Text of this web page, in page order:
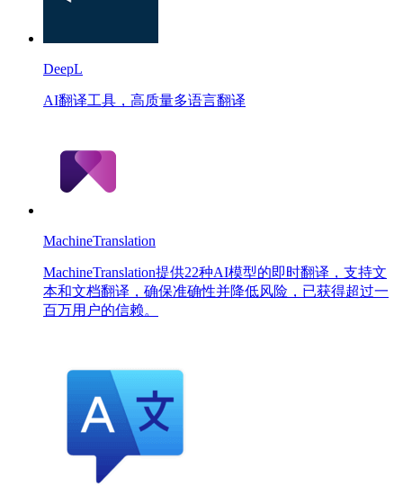
DeepL
AI翻译工具，高质量多语言翻译
MachineTranslation
MachineTranslation提供22种AI模型的即时翻译，支持文
本和文档翻译，确保准确性并降低风险，已获得超过一
百万用户的信赖。